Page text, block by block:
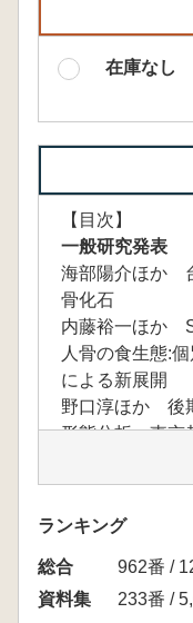
在庫なし
【目次】
一般研究発表
海部陽介ほか
骨化石
内藤裕一ほか
人骨の食生態:
による新展開
野口淳ほか 後
形態分析―東京
高倉純 「細石
すべきか
大塚宜明ほか
石刃石器群関連
橋詰潤 環太平
ランキング
総合
962番 /
資料集
233番 /